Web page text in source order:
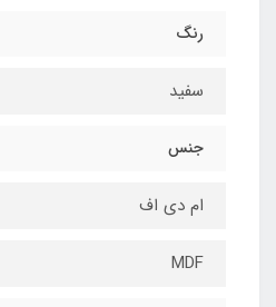
رنگ
سفید
جنس
ام دی اف
MDF